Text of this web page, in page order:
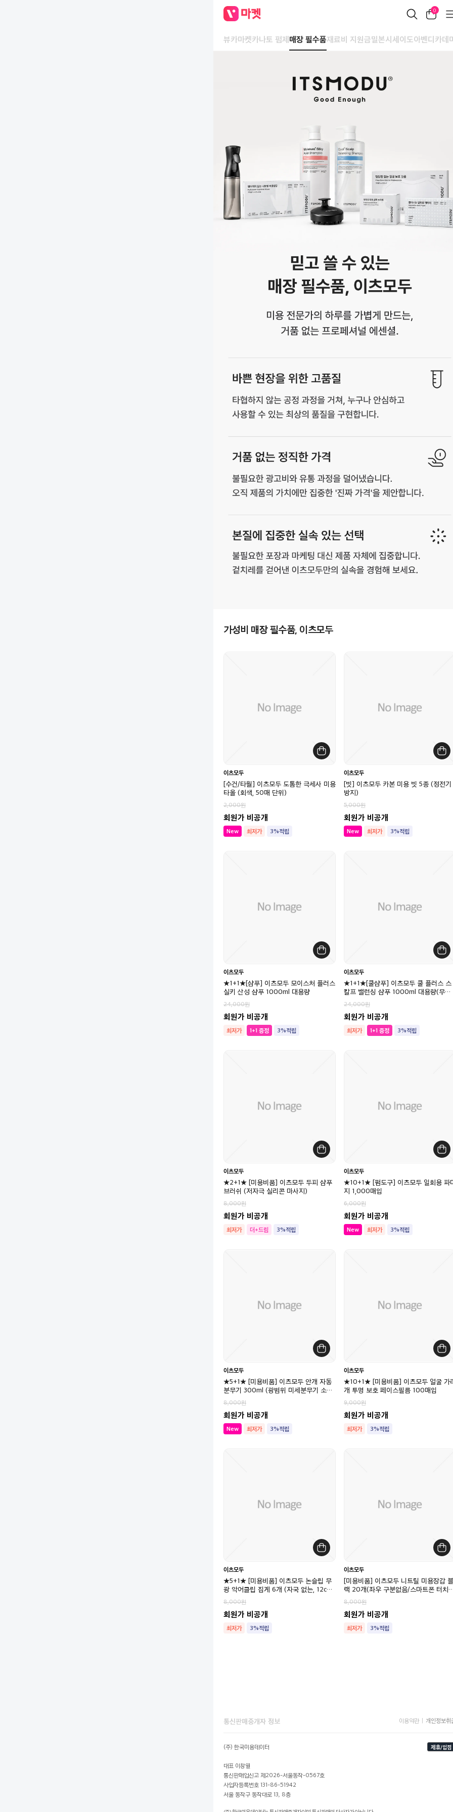
0
뷰카마켓카나토 펌제매장 필수품재료비 지원금밀본시세이도아벤디카데
가성비 매장 필수품, 이츠모두
이츠모두
[수건/타월] 이츠모두 도톰한 극세사 미용
타올 (회색, 50매 단위)
2,000
회원가 비공개
New 최저가 3%적립
이츠모두
[빗] 이츠모두 카본 미용 빗 5종 (정전기
방지)
5,000
회원가 비공개
New 최저가 3%적립
이츠모두
★1+1★[샴푸] 이츠모두 모이스처 플러스
실키 산성 샴푸 1000ml 대용량
24,000
회원가 비공개
최저가 1+1 증정 3%적립
이츠모두
★1+1★[쿨샴푸] 이츠모두 쿨 플러스 스
칼프 밸런싱 샴푸 1000ml 대용량(무실
24,000
회원가 비공개
최저가 1+1 증정 3%적립
이츠모두
★2+1★ [미용비품] 이츠모두 두피 샴푸
브러쉬 (저자극 실리콘 마사지)
8,000
회원가 비공개
최저가 더+드림 3%적립
이츠모두
★10+1★ [펌도구] 이츠모두 일회용 파
지 1,000매입
6,000
회원가 비공개
New 최저가 3%적립
이츠모두
★5+1★ [미용비품] 이츠모두 안개 자동
분무기 300ml (광범위 미세분무기 소독
8,000
회원가 비공개
New 최저가 3%적립
이츠모두
★10+1★ [미용비품] 이츠모두 얼굴 가
개 투명 보호 페이스필름 100매입
9,000
회원가 비공개
최저가 3%적립
이츠모두
★5+1★ [미용비품] 이츠모두 논슬립 무
광 악어클립 집게 6개 (자국 없는, 12cm
8,000
회원가 비공개
최저가 3%적립
이츠모두
[미용비품] 이츠모두 니트릴 미용장갑 블
랙 20개(좌우 구분없음/스마트폰 터치
8,000
회원가 비공개
최저가 3%적립
통신판매중개자 정보 이용약관 개인정보취
(주) 한국미용데이터 제휴/입점
대표 이창열
통신판매업신고 제2026-서울동작-0567호
사업자등록번호 131-86-51942
서울 동작구 동작대로 13, 8층